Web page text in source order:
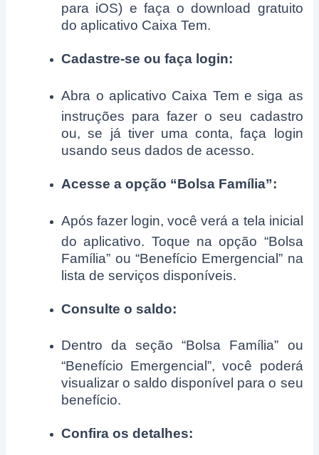
para iOS) e faça o download gratuito
do aplicativo Caixa Tem.
Cadastre-se ou faça login:
Abra o aplicativo Caixa Tem e siga as
instruções para fazer o seu cadastro
ou, se já tiver uma conta, faça login
usando seus dados de acesso.
Acesse a opção “Bolsa Família”:
Após fazer login, você verá a tela inicial
do aplicativo. Toque na opção “Bolsa
Família” ou “Benefício Emergencial” na
lista de serviços disponíveis.
Consulte o saldo:
Dentro da seção “Bolsa Família” ou
“Benefício Emergencial”, você poderá
visualizar o saldo disponível para o seu
benefício.
Confira os detalhes: